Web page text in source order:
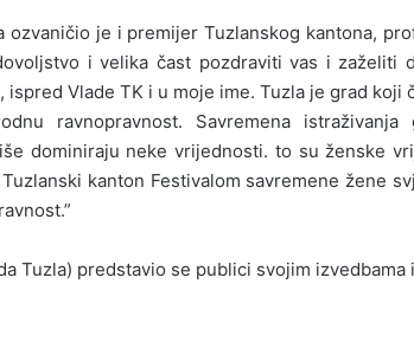
ozvaničio je i premijer Tuzlanskog kantona,
i velika čast pozdraviti vas i zaželiti
ispred Vlade TK i u moje ime. Tuzla je grad
ravnopravnost. Savremena
dominiraju neke vrijednosti. to su ženske
kanton Festivalom savremene žene
Tuzla) predstavio se publici svojim izvedbama